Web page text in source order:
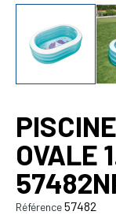
OVALE
Référence57482